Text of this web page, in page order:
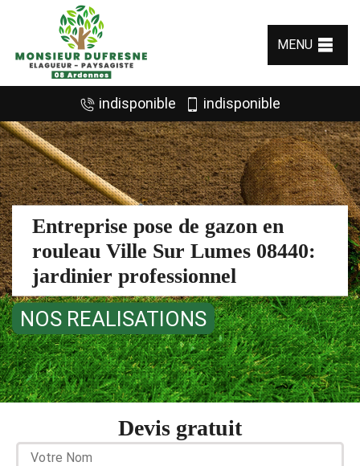
MENU
indisponible indisponible
Entreprise pose de gazon en
rouleau Ville Sur Lumes 08440:
jardinier professionnel
NOS REALISATIONS
Devis gratuit